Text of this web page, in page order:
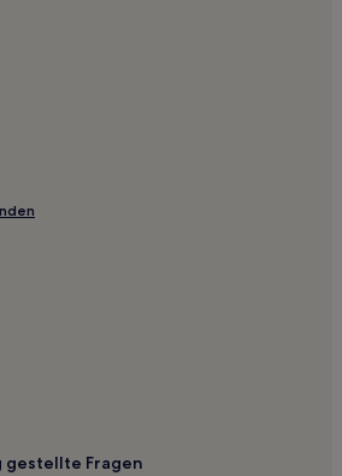
Cup-Stadion
Daegu Dongdaegu
National University of
gestellte Fragen